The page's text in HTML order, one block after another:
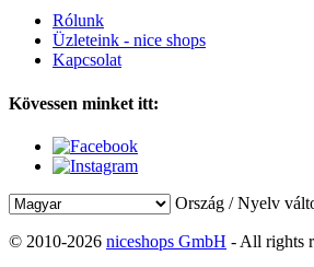
Rólunk
Üzleteink - nice shops
Kapcsolat
Kövessen minket itt:
Ország / Nyelv
© 2010-2026 niceshops GmbH - All rights